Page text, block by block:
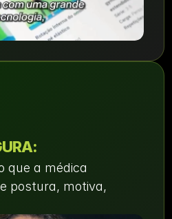
que a médica
postura, motiva,